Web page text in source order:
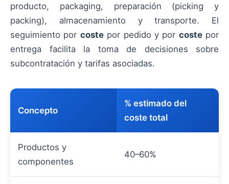
producto, packaging, preparación (picking y
packing), almacenamiento y transporte. El
seguimiento por costepor pedido y por costepor
entrega facilita la toma de decisiones sobre
subcontratación y tarifas asociadas.
Concepto
% estimado del
coste total
Productos y
componentes
40–60%